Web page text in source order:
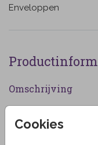
Cookies
Enveloppen
Omschrijving
paardenbloem,